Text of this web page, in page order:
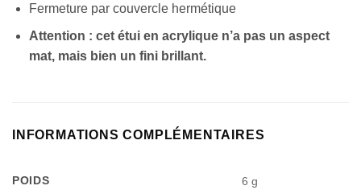
Fermeture par couvercle hermétique
Attention : cet étui en acrylique n’a pas un aspect
mat, mais bien un fini brillant.
INFORMATIONS COMPLÉMENTAIRES
POIDS 6 g
Appliquer les filtres